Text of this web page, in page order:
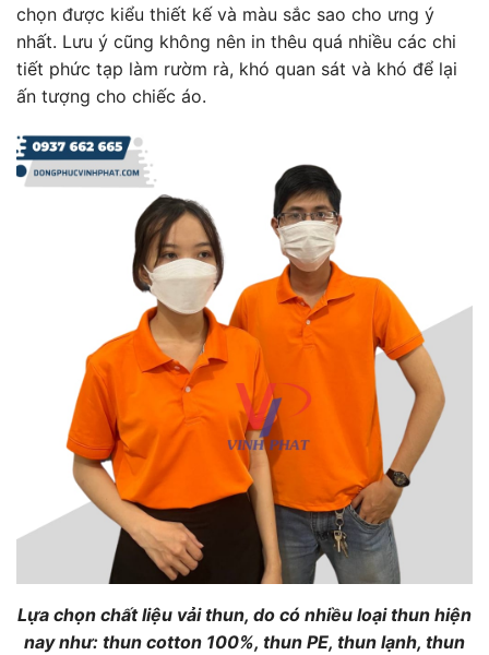
chọn được kiểu thiết kế và màu sắc sao cho ưng ý
nhất. Lưu ý cũng không nên in thêu quá nhiều các chi
tiết phức tạp làm rườm rà, khó quan sát và khó để lại
ấn tượng cho chiếc áo.
Lựa chọn chất liệu vải thun, do có nhiều loại thun hiện
nay như: thun cotton 100%, thun PE, thun lạnh, thun